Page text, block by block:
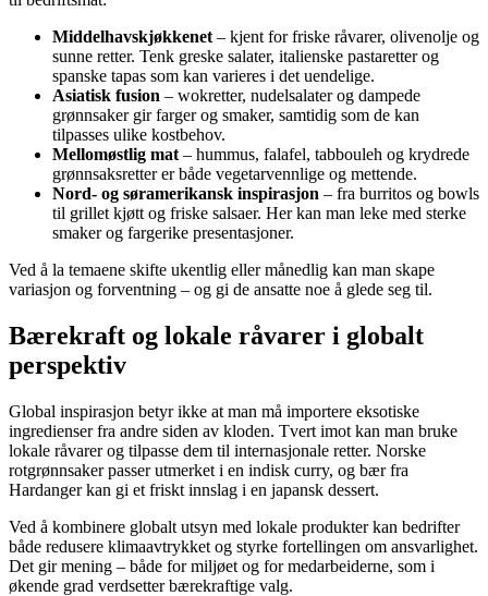
Middelhavskjøkkenet – kjent for friske råvarer, olivenolje og
sunne retter. Tenk greske salater, italienske pastaretter og
spanske tapas som kan varieres i det uendelige.
Asiatisk fusion – wokretter, nudelsalater og dampede
grønnsaker gir farger og smaker, samtidig som de kan
tilpasses ulike kostbehov.
Mellomøstlig mat – hummus, falafel, tabbouleh og krydrede
grønnsaksretter er både vegetarvennlige og mettende.
Nord- og søramerikansk inspirasjon – fra burritos og bowls
til grillet kjøtt og friske salsaer. Her kan man leke med sterke
smaker og fargerike presentasjoner.
Ved å la temaene skifte ukentlig eller månedlig kan man skape
variasjon og forventning – og gi de ansatte noe å glede seg til.
Bærekraft og lokale råvarer i globalt
perspektiv
Global inspirasjon betyr ikke at man må importere eksotiske
ingredienser fra andre siden av kloden. Tvert imot kan man bruke
lokale råvarer og tilpasse dem til internasjonale retter. Norske
rotgrønnsaker passer utmerket i en indisk curry, og bær fra
Hardanger kan gi et friskt innslag i en japansk dessert.
Ved å kombinere globalt utsyn med lokale produkter kan bedrifter
både redusere klimaavtrykket og styrke fortellingen om ansvarlighet.
Det gir mening – både for miljøet og for medarbeiderne, som i
økende grad verdsetter bærekraftige valg.